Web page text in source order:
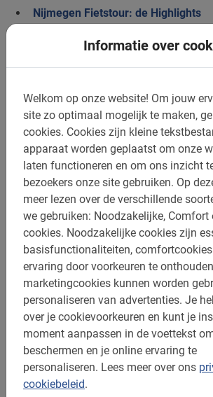
Informatie over
Welkom op onze website! Om jouw
site zo optimaal mogelijk te maken,
cookies. Cookies zijn kleine
apparaat worden geplaatst om onze
laten functioneren en om ons inzicht
bezoekers onze site gebruiken. Op
meer lezen over de verschillende
we gebruiken: Noodzakelijke, Comfort
cookies. Noodzakelijke cookies zijn
basisfunctionaliteiten,
ervaring door voorkeuren te
marketingcookies kunnen worden
personaliseren van advertenties. Je
over je cookievoorkeuren en kunt je
moment aanpassen in de voettekst
beschermen en je online ervaring te
personaliseren. Lees meer over ons
cookiebeleid.
Nijmegen Fietstour: de Highlights
Ontdek onze
Nederlandse Gids
Nijmegen
2 uur
Nijmegen Fietstour: de